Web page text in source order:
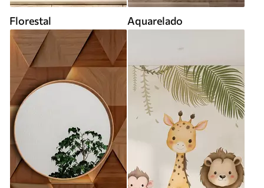
Florestal Aquarelado